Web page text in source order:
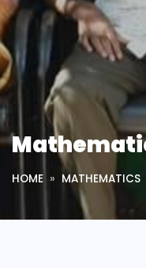
HOME MATHEMATICS